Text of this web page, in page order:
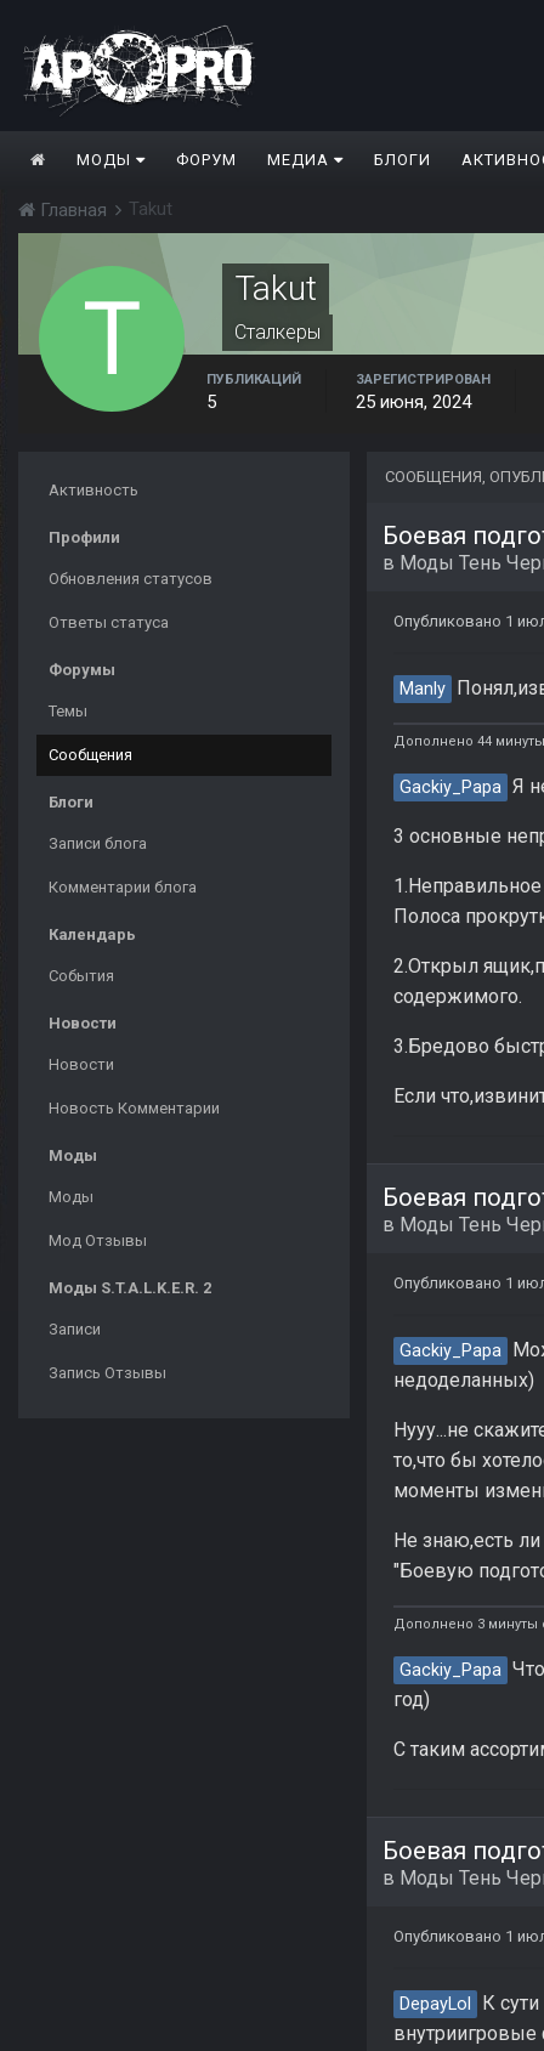
МОДЫ ФОРУМ МЕДИА БЛОГИ
Главная Takut
Takut
Сталкеры
ПУБЛИКАЦИЙ
5
ЗАРЕГИСТРИРОВАН
25 июня, 2024
Активность
Профили
Обновления статусов
Ответы статуса
Форумы
Темы
Сообщения
Блоги
Записи блога
Комментарии блога
Календарь
События
Новости
Новости
Новость Комментарии
Моды
Моды
Мод Отзывы
Моды S.T.A.L.K.E.R. 2
Записи
Запись Отзывы
СООБЩЕНИЯ,
Боевая
в Моды Тень
Опубликовано 1
Manly
Дополнено 44
Gackiy_Papa Я
3 основные
Полоса
2.Открыл
содержимого.
3.Бредово
Если
Боевая
в Моды Тень
Опубликовано 1
Gackiy_Papa
недоделанных)
Нууу...не
то,что бы
моменты
Не знаю,есть
"Боевую
Дополнено 3 минуты
Gackiy_Papa
год)
С таким
Боевая
в Моды Тень
Опубликовано 1
DepayLol
К
внутриигровые